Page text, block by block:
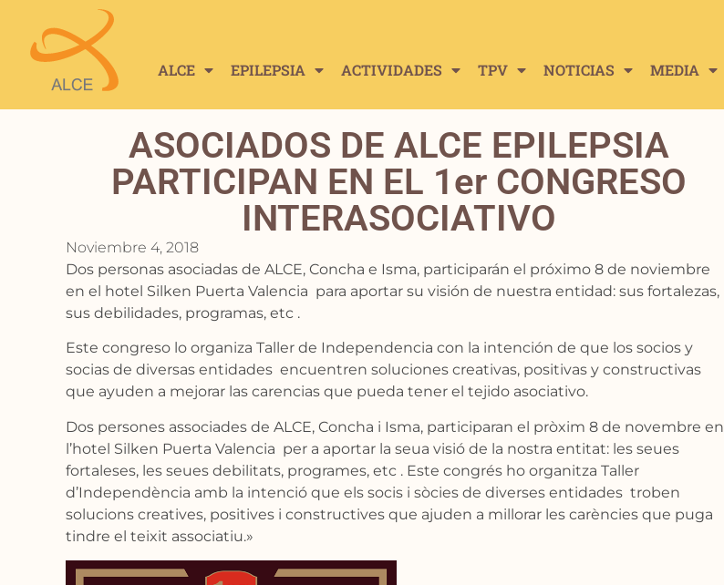
ALCE EPILEPSIA ACTIVIDADES TPV NOTICIAS MEDIA
ASOCIADOS DE ALCE EPILEPSIA
PARTICIPAN EN EL 1er CONGRESO
INTERASOCIATIVO
Noviembre 4, 2018
Dos personas asociadas de ALCE, Concha e Isma, participarán el próximo 8 de noviembre
en el hotel Silken Puerta Valencia para aportar su visión de nuestra entidad: sus fortalezas,
sus debilidades, programas, etc .
Este congreso lo organiza Taller de Independencia con la intención de que los socios y
socias de diversas entidades encuentren soluciones creativas, positivas y constructivas
que ayuden a mejorar las carencias que pueda tener el tejido asociativo.
Dos persones associades de ALCE, Concha i Isma, participaran el pròxim 8 de novembre en
l’hotel Silken Puerta Valencia per a aportar la seua visió de la nostra entitat: les seues
fortaleses, les seues debilitats, programes, etc . Este congrés ho organitza Taller
d’Independència amb la intenció que els socis i sòcies de diverses entidades troben
solucions creatives, positives i constructives que ajuden a millorar les carències que puga
tindre el teixit associatiu.»